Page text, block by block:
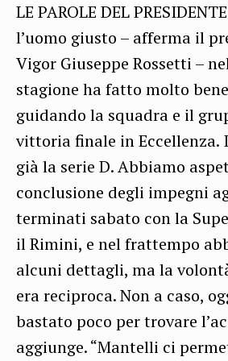
LE PAROLE DEL
l’uomo giusto – afferma il
Vigor Giuseppe Rossetti –
stagione ha fatto molto
guidando la squadra e il
vittoria finale in Eccellenza.
già la serie D. Abbiamo
conclusione degli impegni
terminati sabato con la
il Rimini, e nel frattempo
alcuni dettagli, ma la
era reciproca. Non a caso,
bastato poco per trovare
aggiunge. “Mantelli ci